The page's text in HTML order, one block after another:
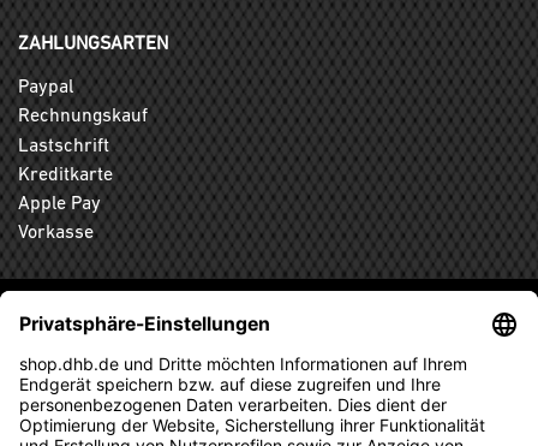
ZAHLUNGSARTEN
Paypal
Rechnungskauf
Lastschrift
Kreditkarte
Apple Pay
Vorkasse
ABONNIEREN SIE DEN KOSTENLOSEN DHB-FANSHOP
NEWSLETTER UND VERPASSEN SIE KEINE NEUIGKEIT ODER
AKTION MEHR.
ANMELDEN